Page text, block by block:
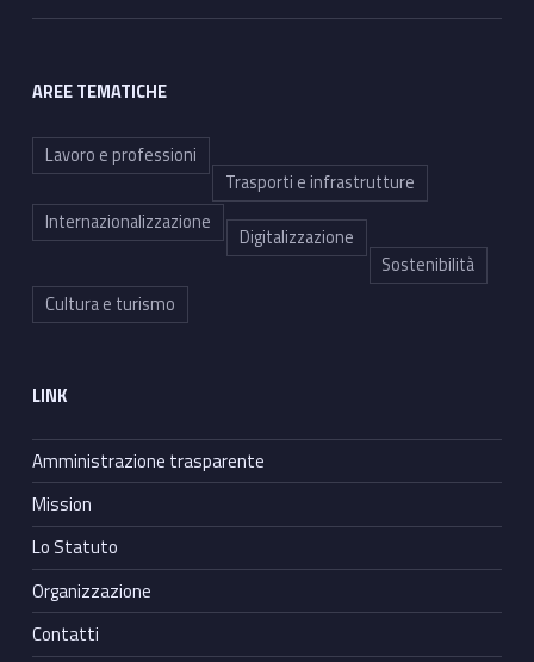
AREE TEMATICHE
Lavoro e professioni
Trasporti e infrastrutture
Internazionalizzazione
Digitalizzazione
Sostenibilità
Cultura e turismo
LINK
Amministrazione trasparente
Mission
Lo Statuto
Organizzazione
Contatti